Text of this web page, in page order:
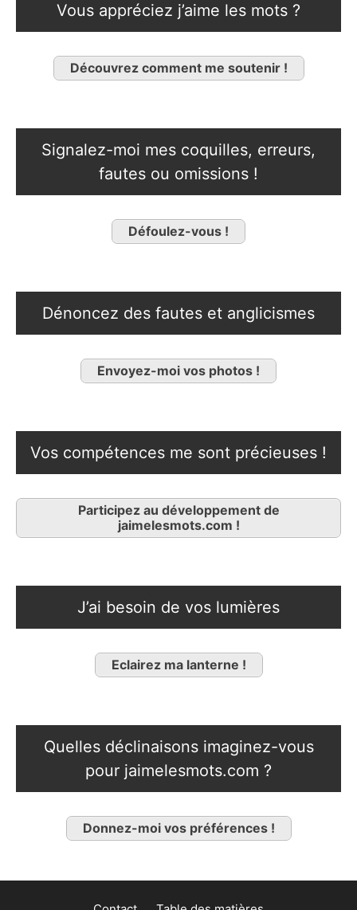
Vous appréciez j’aime les mots ?
Découvrez comment me soutenir !
Signalez-moi mes coquilles, erreurs,
fautes ou omissions !
Défoulez-vous !
Dénoncez des fautes et anglicismes
Envoyez-moi vos photos !
Vos compétences me sont précieuses !
Participez au développement de
jaimelesmots.com !
J’ai besoin de vos lumières
Eclairez ma lanterne !
Quelles déclinaisons imaginez-vous
pour jaimelesmots.com ?
Donnez-moi vos préférences !